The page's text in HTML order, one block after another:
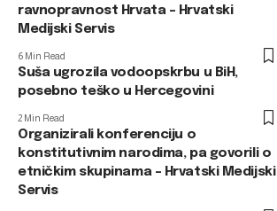
ravnopravnost Hrvata – Hrvatski
Medijski Servis
6 Min Read
Suša ugrozila vodoopskrbu u BiH,
posebno teško u Hercegovini
2 Min Read
Organizirali konferenciju o
konstitutivnim narodima, pa govorili o
etničkim skupinama – Hrvatski Medijski
Servis